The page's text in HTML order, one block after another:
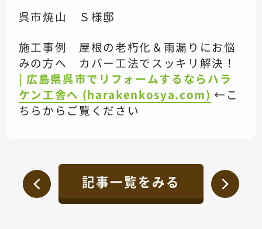
呉市焼山 Ｓ様邸
施工事例 屋根の老朽化＆雨漏りにお悩
みの方へ カバー工法でスッキリ解決！
| 広島県呉市でリフォームするならハラ
ケン工舎へ (harakenkosya.com) ←こ
ちらからご覧ください
記事一覧をみる